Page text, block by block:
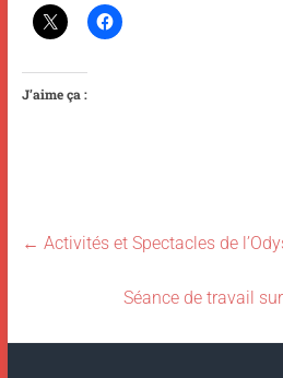
J’aime ça :
← Activités et Spectacles de
Séance de travail